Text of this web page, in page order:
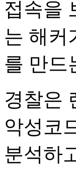
접속을
는 해커
를 만드
경찰은
악성코
분석하